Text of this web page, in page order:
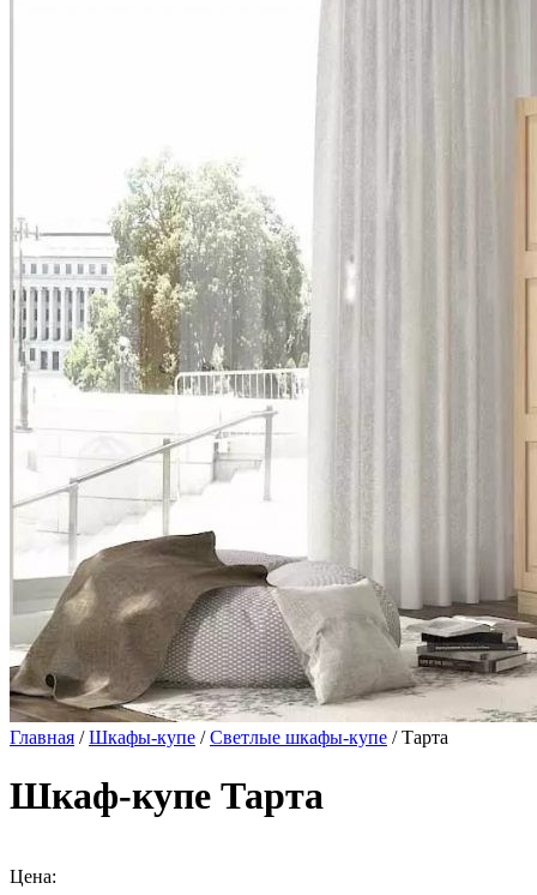
Главная /Шкафы-купе /Светлые шкафы-купе / Тарта
Шкаф-купе Тарта
Цена: